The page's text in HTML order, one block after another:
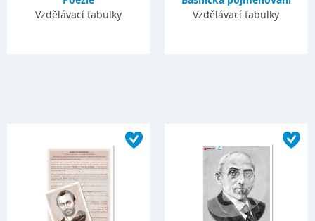
Vzdělávací tabulky
Vzdělávací tabulky